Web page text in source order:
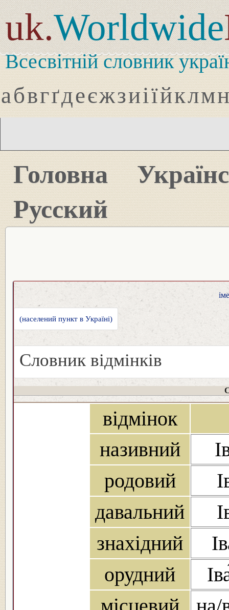
uk.Worldwide
Всесвітній словник
абвгґдеєжзиіїйклмн
Головна
Русский
(населений пункт в Україні)
Словник відмінків
відмінок
називний
родовий
давальний
знахідний
орудний